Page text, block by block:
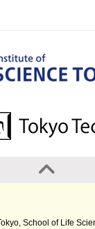
School of Life